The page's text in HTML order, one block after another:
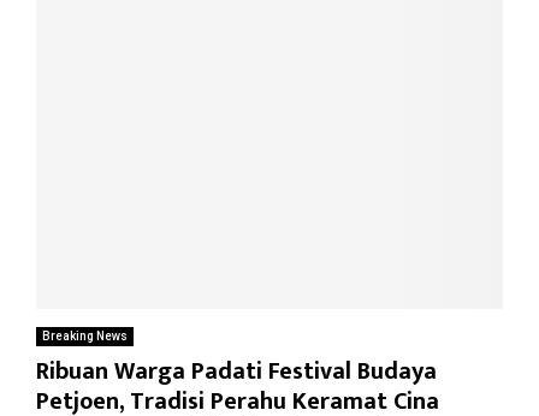
Breaking News
Ribuan Warga Padati Festival Budaya
Petjoen, Tradisi Perahu Keramat Cina